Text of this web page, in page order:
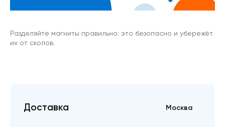
Разделяйте магниты правильно: это безопасно и убережёт
их от сколов.
Доставка Москва